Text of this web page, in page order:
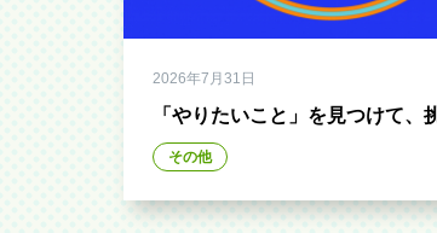
2026年7月31日
「やりたいこと」を見つけて、
夏休みに！
その他